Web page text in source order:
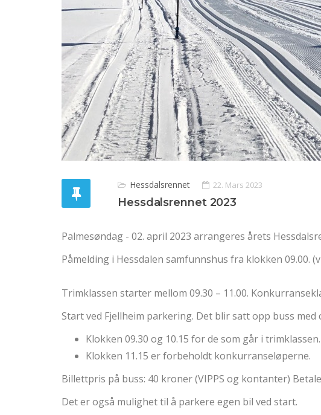
Hessdalsrennet 22. Mars 2023
Hessdalsrennet 2023
Palmesøndag - 02. april 2023 arrangeres årets
Påmelding i Hessdalen samfunnshus fra klokken 09.00.
Trimklassen starter mellom 09.30 – 11.00.
Start ved Fjellheim parkering. Det blir satt opp buss med
Klokken 09.30 og 10.15 for de som går i trimklassen.
Klokken 11.15 er forbeholdt konkurranseløperne.
Billettpris på buss: 40 kroner (VIPPS og kontanter)
Det er også mulighet til å parkere egen bil ved start.